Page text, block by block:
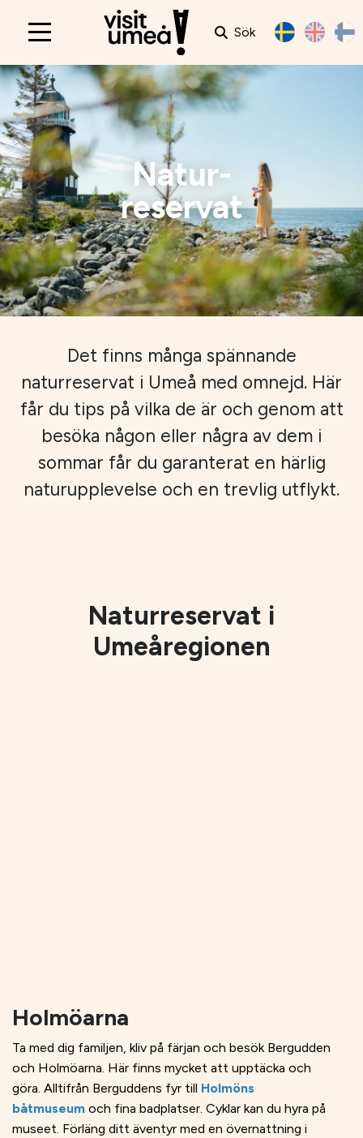
Main
Sök
Natur-
reservat
Det finns många spännande
naturreservat i Umeå med omnejd. Här
får du tips på vilka de är och genom att
besöka någon eller några av dem i
sommar får du garanterat en härlig
naturupplevelse och en trevlig utflykt.
Naturreservat i
Umeåregionen
Holmöarna
Ta med dig familjen, kliv på färjan och besök Bergudden
och Holmöarna. Här finns mycket att upptäcka och
göra. Alltifrån Berguddens fyr till Holmöns
båtmuseum och fina badplatser. Cyklar kan du hyra på
museet. Förläng ditt äventyr med en övernattning i